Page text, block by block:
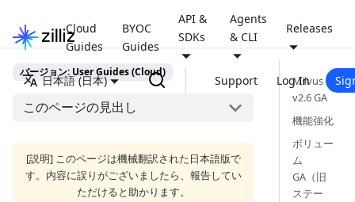
Cloud
Guides
BYOC
Guides
API &
SDKs
Agents
& CLI
Releases
日本語 (日本) Support Log In
バージョン: User Guides (Cloud)
このページの見出し
[説明] このページは機械翻訳された日本語版で
す。内容に誤りがございましたら、報告してい
ただけると助かります。
Milvus
v2.6 GA
機能強化
ボリュー
ム
GA（旧
ステー